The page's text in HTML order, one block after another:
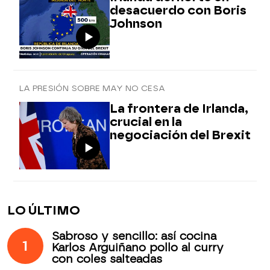
desacuerdo con Boris
Johnson
LA PRESIÓN SOBRE MAY NO CESA
La frontera de Irlanda,
crucial en la
negociación del Brexit
LO ÚLTIMO
1
Sabroso y sencillo: así cocina
Karlos Arguiñano pollo al curry
con coles salteadas